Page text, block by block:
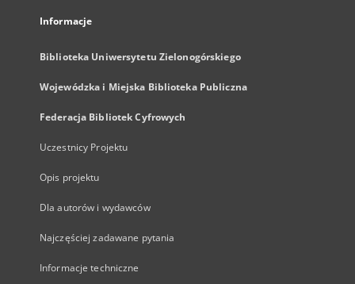
Informacje
Biblioteka Uniwersytetu Zielonogórskiego
Wojewódzka i Miejska Biblioteka Publiczna
Federacja Bibliotek Cyfrowych
Uczestnicy Projektu
Opis projektu
Dla autorów i wydawców
Najczęściej zadawane pytania
Informacje techniczne